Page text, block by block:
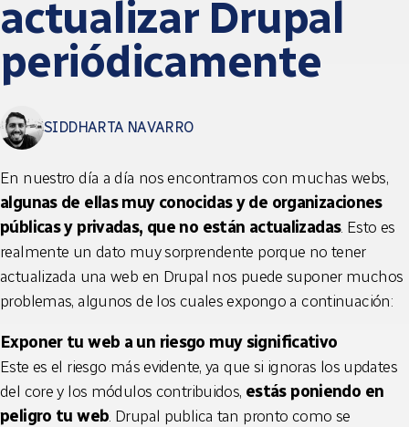
actualizar Drupal
periódicamente
SIDDHARTA NAVARRO
En nuestro día a día nos encontramos con muchas webs,
algunas de ellas muy conocidas y de organizaciones
públicas y privadas, que no están actualizadas. Esto es
realmente un dato muy sorprendente porque no tener
actualizada una web en Drupal nos puede suponer muchos
problemas, algunos de los cuales expongo a continuación:
Exponer tu web a un riesgo muy significativo
Este es el riesgo más evidente, ya que si ignoras los updates
del core y los módulos contribuidos, estás poniendo en
peligro tu web. Drupal publica tan pronto como se